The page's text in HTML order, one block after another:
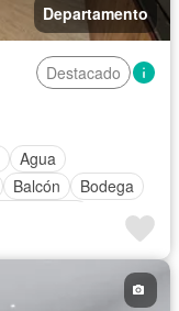
Departamento
Destacado
Agua
Balcón
Bodega
Electricidad